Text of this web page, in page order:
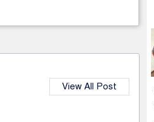
View All Post